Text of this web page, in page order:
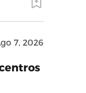
7, 2026